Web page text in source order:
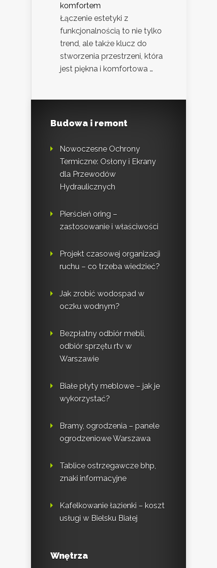
komfortem
Łączenie estetyki z
funkcjonalnością to nie tylko
trend, ale także klucz do
stworzenia przestrzeni, która
jest piękna i komfortowa …
Budowa i remont
Nowoczesne Ochrony
Termiczne: Osłony i Ekrany
dla Przewodów
Hydraulicznych
Pierścień oring –
zastosowanie i właściwości
Projekt czasowej organizacji
ruchu – co trzeba wiedzieć?
Jak zrobić wodospad w
oczku wodnym?
Bezpłatny odbiór mebli,
odbiór sprzętu rtv w
Warszawie
Białe płyty meblowe – jak je
wykorzystać?
Bramy, ogrodzenia – panele
ogrodzeniowe Warszawa
Tablice ostrzegawcze bhp,
znaki informacyjne
Kafelkowanie łazienki – koszt
usługi w Bielsku Białej
Wnętrza